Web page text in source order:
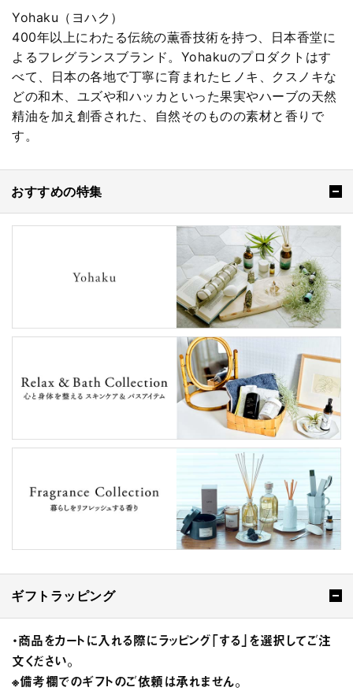
Yohaku（ヨハク）
400年以上にわたる伝統の薫香技術を持つ、日本香堂に
よるフレグランスブランド。Yohakuのプロダクトはす
べて、日本の各地で丁寧に育まれたヒノキ、クスノキな
どの和木、ユズや和ハッカといった果実やハーブの天然
精油を加え創香された、自然そのものの素材と香りで
す。
おすすめの特集
ギフトラッピング
・商品をカートに入れる際にラッピング「する」を選択してご注
文ください。
※備考欄でのギフトのご依頼は承れません。